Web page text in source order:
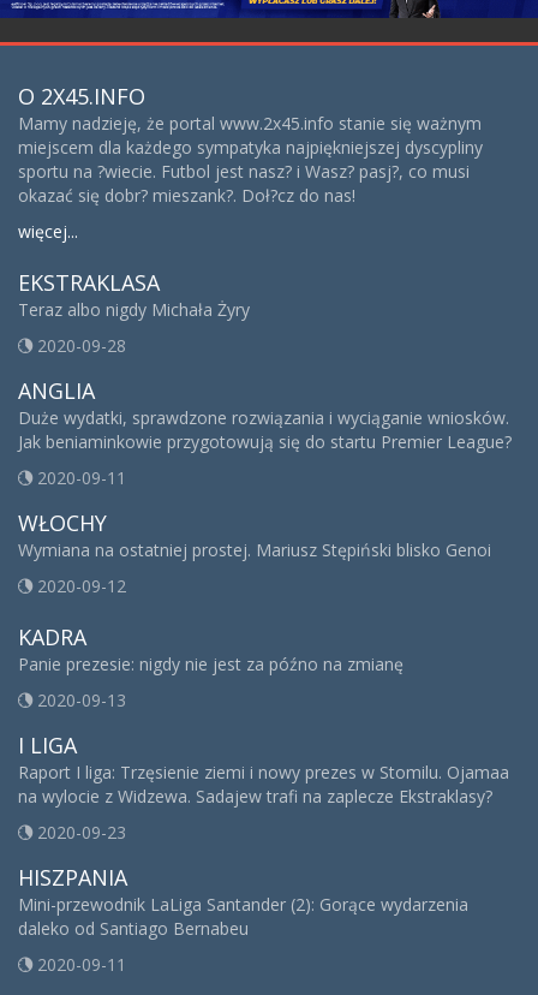
O 2X45.INFO
Mamy nadzieję, że portal www.2x45.info stanie się ważnym
miejscem dla każdego sympatyka najpiękniejszej dyscypliny
sportu na ?wiecie. Futbol jest nasz? i Wasz? pasj?, co musi
okazać się dobr? mieszank?. Doł?cz do nas!
więcej...
EKSTRAKLASA
Teraz albo nigdy Michała Żyry
2020-09-28
ANGLIA
Duże wydatki, sprawdzone rozwiązania i wyciąganie wniosków.
Jak beniaminkowie przygotowują się do startu Premier League?
2020-09-11
WŁOCHY
Wymiana na ostatniej prostej. Mariusz Stępiński blisko Genoi
2020-09-12
KADRA
Panie prezesie: nigdy nie jest za późno na zmianę
2020-09-13
I LIGA
Raport I liga: Trzęsienie ziemi i nowy prezes w Stomilu. Ojamaa
na wylocie z Widzewa. Sadajew trafi na zaplecze Ekstraklasy?
2020-09-23
HISZPANIA
Mini-przewodnik LaLiga Santander (2): Gorące wydarzenia
daleko od Santiago Bernabeu
2020-09-11